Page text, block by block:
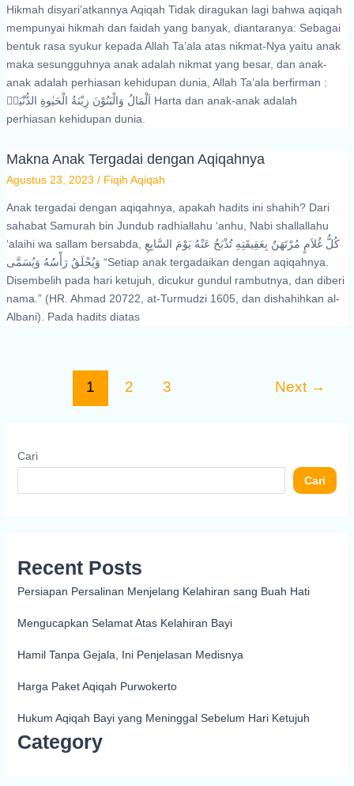
Hikmah disyari’atkannya Aqiqah Tidak diragukan lagi bahwa aqiqah
mempunyai hikmah dan faidah yang banyak, diantaranya: Sebagai
bentuk rasa syukur kepada Allah Ta’ala atas nikmat-Nya yaitu anak
maka sesungguhnya anak adalah nikmat yang besar, dan anak-
anak adalah perhiasan kehidupan dunia, Allah Ta’ala berfirman :
اَلْمَالُ وَالْبَنُوْنَ زِيْنَةُ الْحَيٰوةِ الدُّنْيَاۚ Harta dan anak-anak adalah
perhiasan kehidupan dunia.
Makna Anak Tergadai dengan Aqiqahnya
Agustus 23, 2023 / Fiqih Aqiqah
Anak tergadai dengan aqiqahnya, apakah hadits ini shahih? Dari
sahabat Samurah bin Jundub radhiallahu ‘anhu, Nabi shallallahu
‘alaihi wa sallam bersabda, كُلُّ غُلاَمٍ مُرْتَهَنٌ بِعَقِيقَتِهِ تُذْبَحُ عَنْهُ يَوْمَ السَّابِعِ
وَيُحْلَقُ رَأْسُهُ وَيُسَمَّى “Setiap anak tergadaikan dengan aqiqahnya.
Disembelih pada hari ketujuh, dicukur gundul rambutnya, dan diberi
nama.” (HR. Ahmad 20722, at-Turmudzi 1605, dan dishahihkan al-
Albani). Pada hadits diatas
1 2 3 Next →
Cari
Cari
Recent Posts
Persiapan Persalinan Menjelang Kelahiran sang Buah Hati
Mengucapkan Selamat Atas Kelahiran Bayi
Hamil Tanpa Gejala, Ini Penjelasan Medisnya
Harga Paket Aqiqah Purwokerto
Hukum Aqiqah Bayi yang Meninggal Sebelum Hari Ketujuh
Category